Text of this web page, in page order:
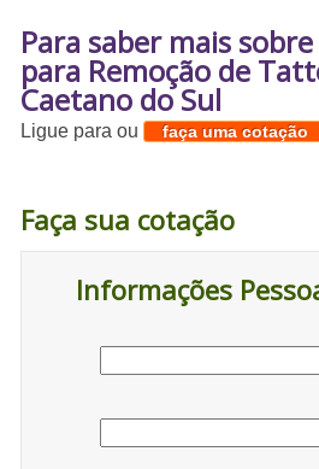
Para saber mais
para Remoção de
Caetano do Sul
Ligue paraou faça uma cotação
Faça sua cotação
Informações